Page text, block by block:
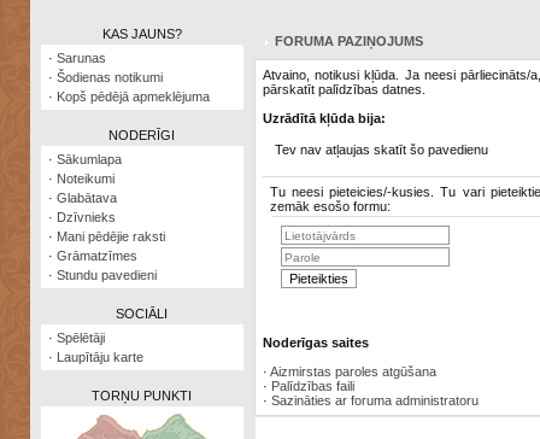
Šodienas
notikumi
Visatcera
almanahs
Arhīvs
KAS JAUNS?
· Sarunas
· Šodienas notikumi
· Kopš pēdējā apmeklējuma
NODERĪGI
· Sākumlapa
· Noteikumi
· Glabātava
· Dzīvnieks
· Mani pēdējie raksti
· Grāmatzīmes
· Stundu pavedieni
SOCIĀLI
· Spēlētāji
· Laupītāju karte
TORŅU PUNKTI
FORUMA PAZIŅOJUMS
Atvaino, notikusi kļūda. Ja neesi pārliecināts/
pārskatīt palīdzības datnes.
Uzrādītā kļūda bija:
Tev nav atļaujas skatīt šo pavedienu
Tu neesi pieteicies/-kusies. Tu vari
zemāk esošo formu:
Noderīgas saites
· Aizmirstas paroles atgūšana
· Palīdzības faili
· Sazināties ar foruma administratoru